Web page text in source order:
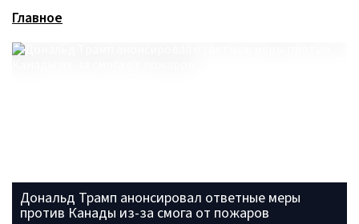
Главное
Дональд Трамп анонсировал ответные меры
против Канады из-за смога от пожаров